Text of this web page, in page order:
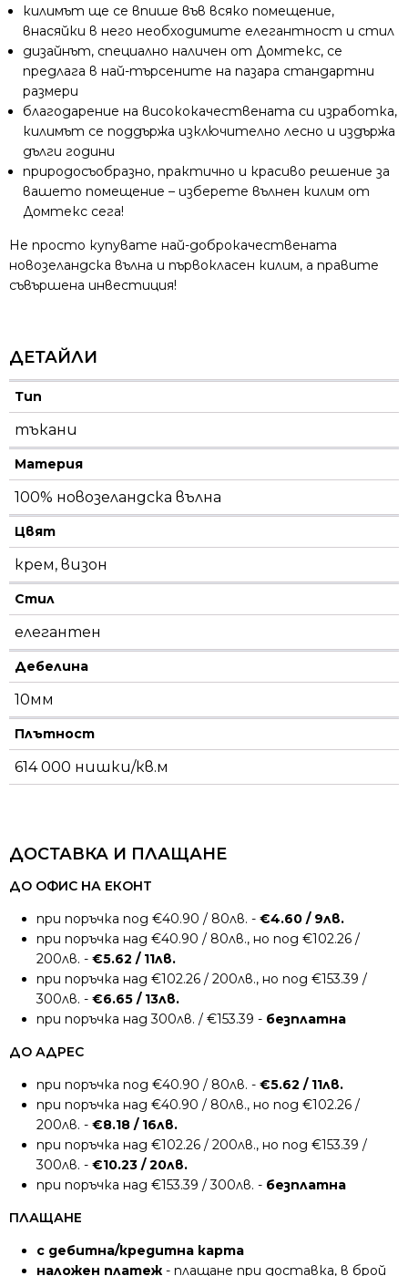
килимът ще се впише във всяко помещение,
внасяйки в него необходимите елегантност и стил
дизайнът, специално наличен от Домтекс, се
предлага в най-търсените на пазара стандартни
размери
благодарение на висококачествената си изработка,
килимът се поддържа изключително лесно и издържа
дълги години
природосъобразно, практично и красиво решение за
вашето помещение – изберете вълнен килим от
Домтекс сега!
Не просто купувате най-доброкачествената
новозеландска вълна и първокласен килим, а правите
съвършена инвестиция!
ДЕТАЙЛИ
Тип
тъкани
Материя
100% новозеландска вълна
Цвят
крем, визон
Стил
елегантен
Дебелина
10мм
Плътност
614 000 нишки/кв.м
ДОСТАВКА И ПЛАЩАНЕ
ДО ОФИС НА ЕКОНТ
при поръчка под €40.90 / 80лв. - €4.60 / 9лв.
при поръчка над €40.90 / 80лв., но под €102.26 /
200лв. - €5.62 / 11лв.
при поръчка над €102.26 / 200лв., но под €153.39 /
300лв. - €6.65 / 13лв.
при поръчка над 300лв. / €153.39 - безплатна
ДО АДРЕС
при поръчка под €40.90 / 80лв. - €5.62 / 11лв.
при поръчка над €40.90 / 80лв., но под €102.26 /
200лв. - €8.18 / 16лв.
при поръчка над €102.26 / 200лв., но под €153.39 /
300лв. - €10.23 / 20лв.
при поръчка над €153.39 / 300лв. - безплатна
ПЛАЩАНЕ
с дебитна/кредитна карта
наложен платеж - плащане при доставка, в брой